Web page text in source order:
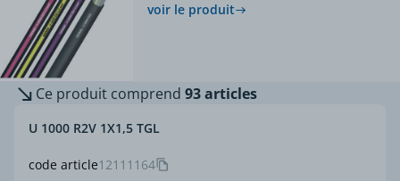
voir le produit
Ce produit comprend 93 articles
code article12111164
U 1000 R2V 1X1,5 TGL